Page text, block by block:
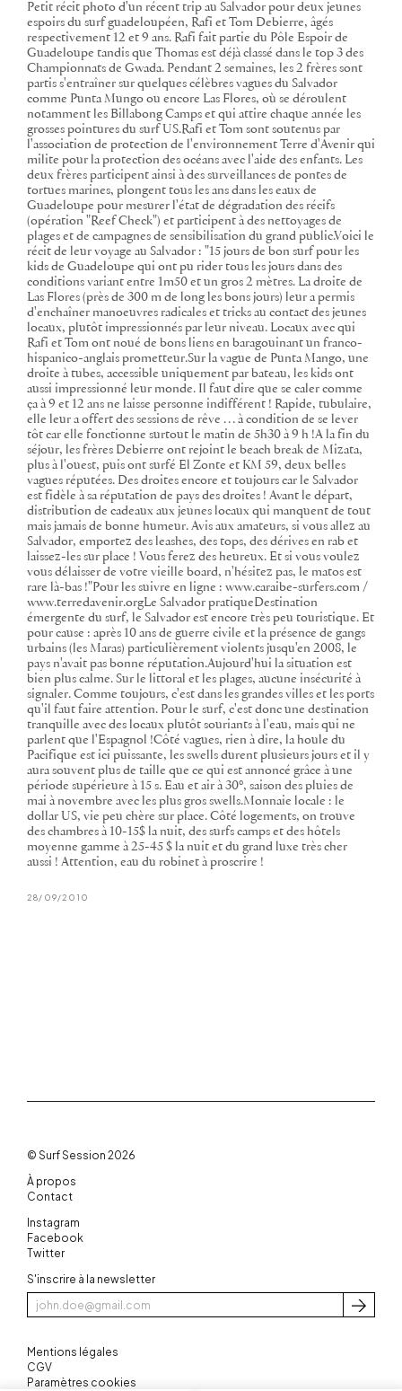
Petit récit photo d'un récent trip au Salvador pour deux jeunes
espoirs du surf guadeloupéen, Rafi et Tom Debierre, âgés
respectivement 12 et 9 ans. Rafi fait partie du Pôle Espoir de
Guadeloupe tandis que Thomas est déjà classé dans le top 3 des
Championnats de Gwada. Pendant 2 semaines, les 2 frères sont
partis s'entraîner sur quelques célèbres vagues du Salvador
comme Punta Mungo ou encore Las Flores, où se déroulent
notamment les Billabong Camps et qui attire chaque année les
grosses pointures du surf US.Rafi et Tom sont soutenus par
l'association de protection de l'environnement Terre d'Avenir qui
milite pour la protection des océans avec l'aide des enfants. Les
deux frères participent ainsi à des surveillances de pontes de
tortues marines, plongent tous les ans dans les eaux de
Guadeloupe pour mesurer l'état de dégradation des récifs
(opération "Reef Check") et participent à des nettoyages de
plages et de campagnes de sensibilisation du grand public.Voici le
récit de leur voyage au Salvador : "15 jours de bon surf pour les
kids de Guadeloupe qui ont pu rider tous les jours dans des
conditions variant entre 1m50 et un gros 2 mètres. La droite de
Las Flores (près de 300 m de long les bons jours) leur a permis
d'enchaîner manoeuvres radicales et tricks au contact des jeunes
locaux, plutôt impressionnés par leur niveau. Locaux avec qui
Rafi et Tom ont noué de bons liens en baragouinant un franco-
hispanico-anglais prometteur.Sur la vague de Punta Mango, une
droite à tubes, accessible uniquement par bateau, les kids ont
aussi impressionné leur monde. Il faut dire que se caler comme
ça à 9 et 12 ans ne laisse personne indifférent ! Rapide, tubulaire,
elle leur a offert des sessions de rêve … à condition de se lever
tôt car elle fonctionne surtout le matin de 5h30 à 9 h !A la fin du
séjour, les frères Debierre ont rejoint le beach break de Mizata,
plus à l'ouest, puis ont surfé El Zonte et KM 59, deux belles
vagues réputées. Des droites encore et toujours car le Salvador
est fidèle à sa réputation de pays des droites ! Avant le départ,
distribution de cadeaux aux jeunes locaux qui manquent de tout
mais jamais de bonne humeur. Avis aux amateurs, si vous allez au
Salvador, emportez des leashes, des tops, des dérives en rab et
laissez-les sur place ! Vous ferez des heureux. Et si vous voulez
vous délaisser de votre vieille board, n'hésitez pas, le matos est
rare là-bas !"Pour les suivre en ligne : www.caraibe-surfers.com /
www.terredavenir.orgLe Salvador pratiqueDestination
émergente du surf, le Salvador est encore très peu touristique. Et
pour cause : après 10 ans de guerre civile et la présence de gangs
urbains (les Maras) particulièrement violents jusqu'en 2008, le
pays n'avait pas bonne réputation.Aujourd'hui la situation est
bien plus calme. Sur le littoral et les plages, aucune insécurité à
signaler. Comme toujours, c'est dans les grandes villes et les ports
qu'il faut faire attention. Pour le surf, c'est donc une destination
tranquille avec des locaux plutôt souriants à l'eau, mais qui ne
parlent que l'Espagnol !Côté vagues, rien à dire, la houle du
Pacifique est ici puissante, les swells durent plusieurs jours et il y
aura souvent plus de taille que ce qui est annoncé grâce à une
période supérieure à 15 s. Eau et air à 30°, saison des pluies de
mai à novembre avec les plus gros swells.Monnaie locale : le
dollar US, vie peu chère sur place. Côté logements, on trouve
des chambres à 10-15$ la nuit, des surfs camps et des hôtels
moyenne gamme à 25-45 $ la nuit et du grand luxe très cher
aussi ! Attention, eau du robinet à proscrire !
28/09/2010
© Surf Session 2026
À propos
Contact
Instagram
Facebook
Twitter
S'inscrire à la newsletter
Mentions légales
CGV
Paramètres cookies